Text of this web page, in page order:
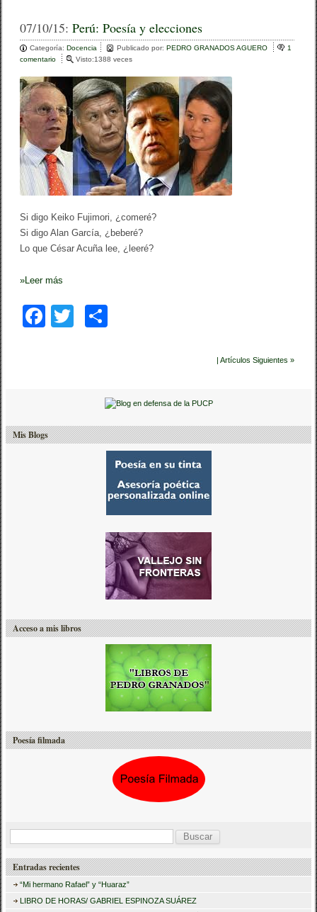
I
)
/
G
b
r
i
e
l
l
a
e
n
c
e
l
c
e
b
o
o
k
tt
er
m
p
ar
tir
07/10/15:Perú: Poesía y elecciones
Categoría:Docencia Publicado por:PEDRO GRANADOS AGUERO
1
comentario
e
r
ú
:
P
o
e
s
í
a
e
l
c
o
s
Visto:1388 veces
Si digo Keiko Fujimori, ¿comeré?
Si digo Alan García, ¿beberé?
Lo que César Acuña lee, ¿leeré?
»Leer más
F
o
o
ar
tir
| Artículos Siguientes »
Mis Blogs
Acceso a mis libros
Poesía filmada
s
Entradas recientes
“Mi hermano Rafael” y “Huaraz”
LIBRO DE HORAS/ GABRIEL ESPINOZA SUÁREZ